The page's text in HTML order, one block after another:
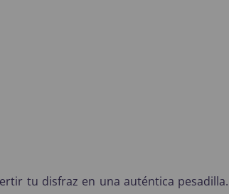
tu disfraz en una auténtica